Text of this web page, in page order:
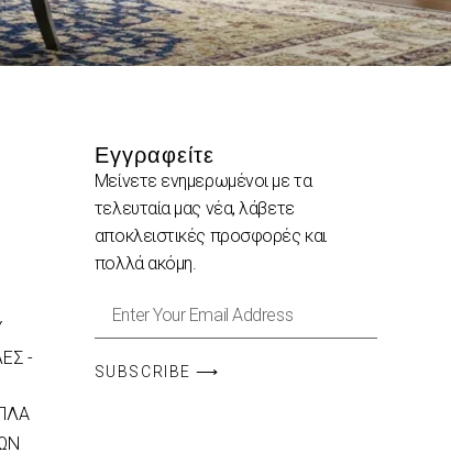
-
Εγγραφείτε
Μείνετε ενημερωμένοι με τα
τελευταία μας νέα, λάβετε
αποκλειστικές προσφορές και
πολλά ακόμη.
SUBSCRIBE ⟶